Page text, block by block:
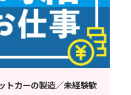
トカーの製造／未経験歓